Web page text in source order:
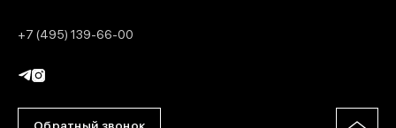
+7 (495) 139-66-00
Обратный звонок